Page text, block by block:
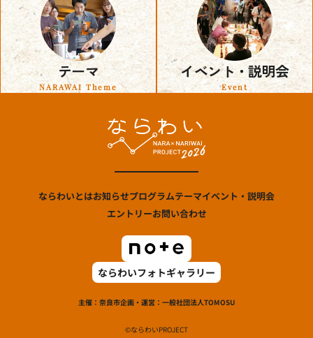
テーマ
NARAWAI Theme
イベント・説明会
Event
ならわいとはお知らせプログラムテーマイベント・説明会
エントリーお問い合わせ
ならわいフォトギャラリー
主催：奈良市企画・運営：一般社団法人TOMOSU
©ならわいPROJECT